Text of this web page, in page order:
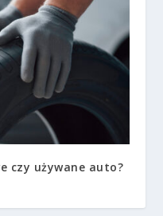
czy używane auto?